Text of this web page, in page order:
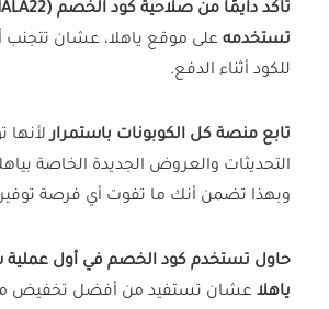
تستخدمه على موقع ياهلا، عشان
للكود أثناء الدفع.
تابع منصة كل الكوبونات باستمرارلأنها
التحديثات والعروض الجديدة الخاصة
وبهذا تضمن أنك ما تفوت أي فرصة
حاول تستخدم كود الخصم في أول
ياهلا عشان تستفيد من أفضل تخفيض